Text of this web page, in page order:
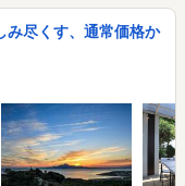
み尽くす、通常価格か